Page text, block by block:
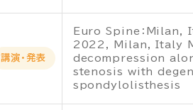
講演・発表
Euro Spine：Milan,
2022, Milan, Italy
decompression
stenosis with
spondylolisthesis